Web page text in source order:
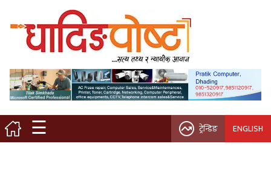
☰
मुख्य पृष्ठ
स्थानीय समाचार
विचार / ब्लग
नगर/गाउँ पालिका
ट्रेन्डिङ ENGLISH